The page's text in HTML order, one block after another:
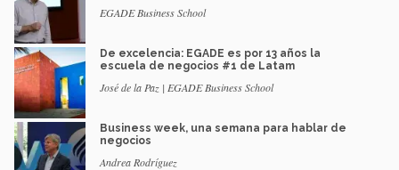
EGADE Business School
De excelencia: EGADE es por 13 años la
escuela de negocios #1 de Latam
José de la Paz | EGADE Business School
Business week, una semana para hablar de
negocios
Andrea Rodríguez